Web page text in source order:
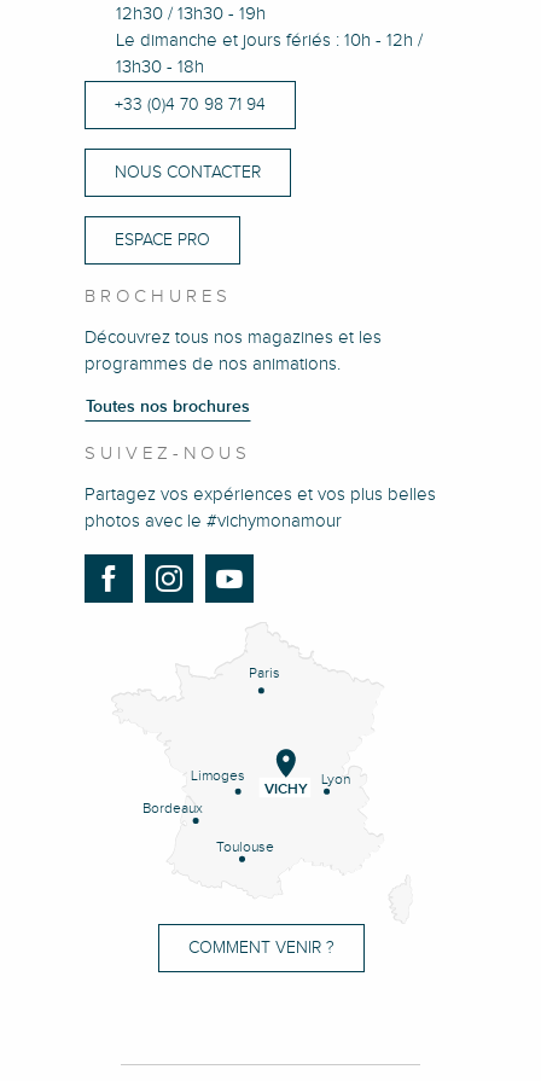
12h30 / 13h30 - 19h
Le dimanche et jours fériés : 10h - 12h /
13h30 - 18h
+33 (0)4 70 98 71 94
NOUS CONTACTER
ESPACE PRO
BROCHURES
Découvrez tous nos magazines et les
programmes de nos animations.
Toutes nos brochures
SUIVEZ-NOUS
Partagez vos expériences et vos plus belles
photos avec le #vichymonamour
Paris
Lyon
Limoges
Bordeaux
Toulouse
VICHY
COMMENT VENIR ?